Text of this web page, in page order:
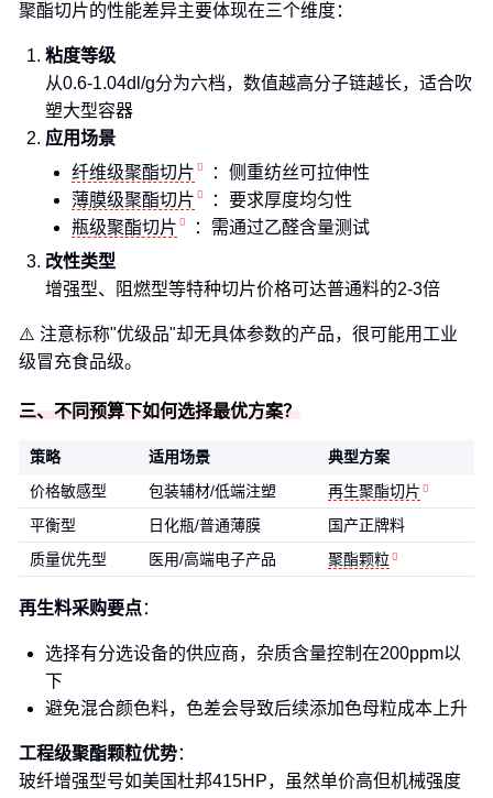
聚酯切片的性能差异主要体现在三个维度：
粘度等级
从0.6-1.04dl/g分为六档，数值越高分子链越长，适合吹
塑大型容器
应用场景
纤维级聚酯切片
：侧重纺丝可拉伸性
薄膜级聚酯切片
：要求厚度均匀性
瓶级聚酯切片
：需通过乙醛含量测试
改性类型
增强型、阻燃型等特种切片价格可达普通料的2-3倍
⚠️ 注意标称"优级品"却无具体参数的产品，很可能用工业
级冒充食品级。
三、不同预算下如何选择最优方案？
策略 适用场景
典型方案
价格敏感型
包装辅材/低端注塑
再生聚酯切片
平衡型
日化瓶/普通薄膜
国产正牌料
质量优先型
医用/高端电子产品 聚酯颗粒
再生料采购要点：
选择有分选设备的供应商，杂质含量控制在200ppm以
下
避免混合颜色料，色差会导致后续添加色母粒成本上升
工程级聚酯颗粒优势：
玻纤增强型号如美国杜邦415HP，虽然单价高但机械强度